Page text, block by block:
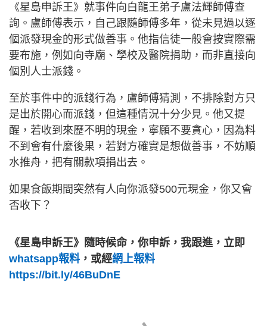
《星島申訴王》就事件向白龍王弟子盧法輝師傅查
詢。盧師傅表示，自己跟隨師傅多年，從未見過以逐
個派發現金的形式做善事。他指信徒一般會按實際需
要布施，例如向寺廟、學校及醫院捐助，而非直接向
個別人士派錢。
至於事件中的派錢行為，盧師傅猜測，不排除對方只
是出於開心而派錢，但這種情況十分少見。他又提
醒，若收到來歷不明的現金，寧願不要貪心，因為料
不到會有什麼後果，若對方確實是想做善事，不妨順
水推舟，把有關款項捐出去。
如果食飯期間突然有人向你派發500元現金，你又會
否收下？
《星島申訴王》隨時候命，你申訴，我跟進，立即
whatsapp報料，或經網上報料
https://bit.ly/46BuDnE